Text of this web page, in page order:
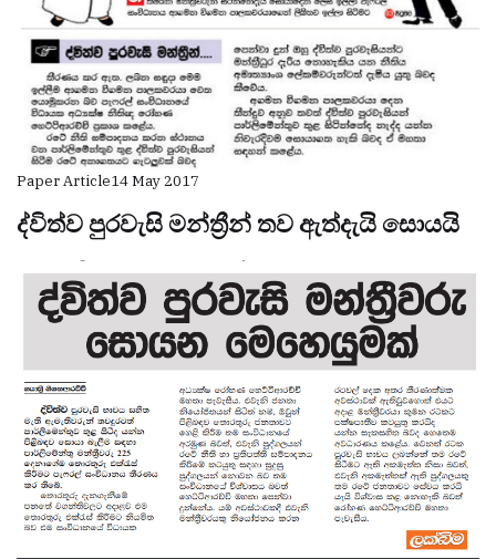
Paper Article14 May 2017
ද්විත්ව පුරවැසි මන්ත්‍රීන් තව ඇත්දැයි සොයයි